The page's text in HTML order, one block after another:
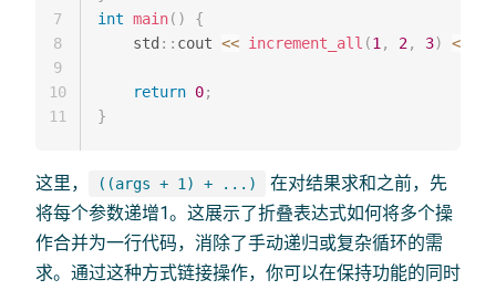
int main( )
{
    std
:: cout << increment_all (1 , 2, 3) <<
return 0;
}
7
8
9
10
11
这里， ((args + 1) + ...)
在对结果求和之前，先
将每个参数递增1。这展示了折叠表达式如何将多个操
作合并为一行代码，消除了手动递归或复杂循环的需
求。通过这种方式链接操作，你可以在保持功能的同时